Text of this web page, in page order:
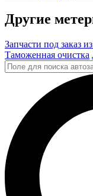
Другие
Запчасти под заказ
Таможенная очистка